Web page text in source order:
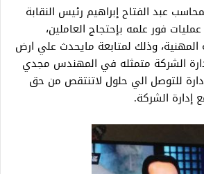
عبد الفتاح إبراهيم رئيس النقابة
فور علمه بإحتجاج العاملين،
وذلك لمتابعة مايحدث علي ارض
الشركة متمثله في المهندس مجدي
للتوصل الي حلول لاتنتقص من حق
إدارة الشركة.